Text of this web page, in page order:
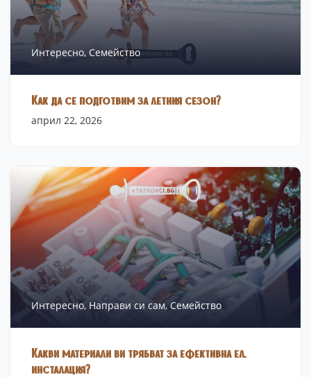
Интересно, Семейство
Как да се подготвим за летния сезон?
април 22, 2026
Интересно, Направи си сам, Семейство
Какви материали ви трябват за ефективна ел.
инсталация?